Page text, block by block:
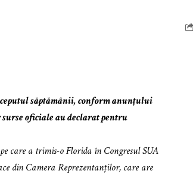
săptămânii, conform anunțului
oficiale au declarat pentru
care a trimis-o Florida în Congresul SUA
din Camera Reprezentanților, care are